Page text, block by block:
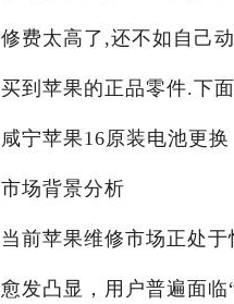
修费太高了,还不如自己
买到苹果的正品零件.下
咸宁苹果16原装电池更
市场背景分析
当前苹果维修市场正处
愈发凸显，用户普遍面